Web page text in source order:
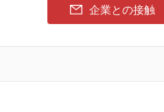
企業との接触